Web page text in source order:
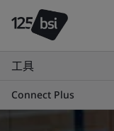
工具
Connect Plus